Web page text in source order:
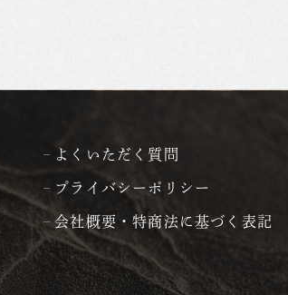
よくいただく質問
プライバシーポリシー
会社概要・特商法に基づく表記